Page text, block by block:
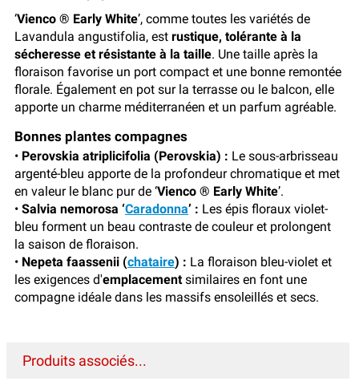
‘Vienco ® Early White’, comme toutes les variétés de
Lavandula angustifolia, est rustique, tolérante à la
sécheresse et résistante à la taille. Une taille après la
floraison favorise un port compact et une bonne remontée
florale. Également en pot sur la terrasse ou le balcon, elle
apporte un charme méditerranéen et un parfum agréable.
Bonnes plantes compagnes
• Perovskia atriplicifolia (Perovskia) : Le sous-arbrisseau
argenté-bleu apporte de la profondeur chromatique et met
en valeur le blanc pur de ‘Vienco ® Early White’.
• Salvia nemorosa ‘Caradonna’ : Les épis floraux violet-
bleu forment un beau contraste de couleur et prolongent
la saison de floraison.
• Nepeta faassenii (chataire) : La floraison bleu-violet et
les exigences d'emplacementsimilaires en font une
compagne idéale dans les massifs ensoleillés et secs.
Produits associés...